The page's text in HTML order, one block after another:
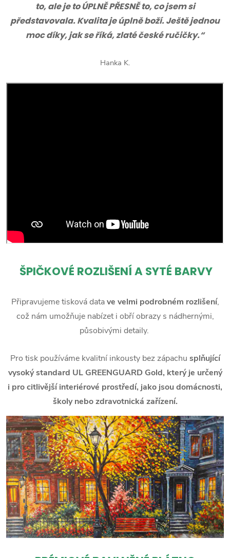
to, ale je to ÚPLNĚ PŘESNĚ to, co jsem si
představovala. Kvalita je úplně boží. Ještě jednou
moc díky, jak se říká, zlaté české ručičky.“
Hanka K.
ŠPIČKOVÉ ROZLIŠENÍ A SYTÉ BARVY
Připravujeme tisková datave velmi podrobném rozlišení,
což nám umožňuje nabízet i obří obrazy s nádhernými,
působivými detaily.
Pro tisk používáme kvalitní inkousty bez zápachu splňující
vysoký standard UL GREENGUARD Gold, který je určený
i pro citlivější interiérové prostředí, jako jsou domácnosti,
školy nebo zdravotnická zařízení.